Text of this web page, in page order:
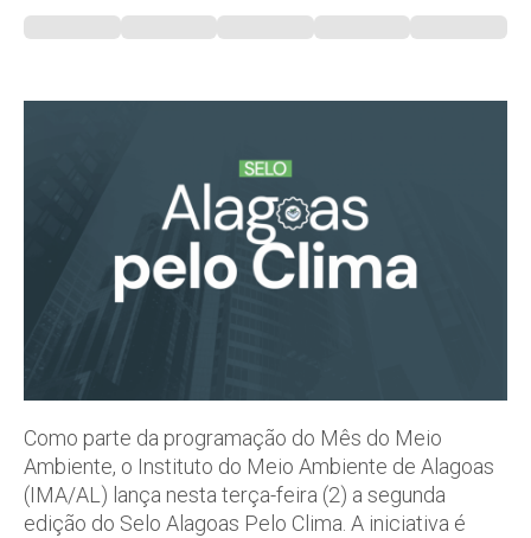
Como parte da programação do Mês do Meio
Ambiente, o Instituto do Meio Ambiente de Alagoas
(IMA/AL) lança nesta terça-feira (2) a segunda
edição do Selo Alagoas Pelo Clima. A iniciativa é